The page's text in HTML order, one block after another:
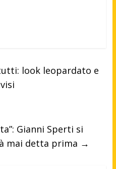
look leopardato e
Gianni Sperti si
mai detta prima →